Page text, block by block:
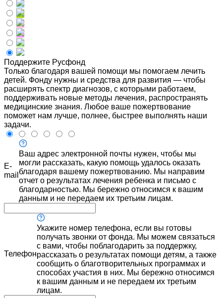
Поддержите Русфонд
Только благодаря вашей помощи мы помогаем лечить
детей. Фонду нужны и средства для развития — чтобы
расширять спектр диагнозов, с которыми работаем,
поддерживать новые методы лечения, распространять
медицинские знания. Любое ваше пожертвование
поможет нам лучше, полнее, быстрее выполнять наши
задачи.
E-
mail
Ваш адрес электронной почты нужен, чтобы мы
могли рассказать, какую помощь удалось оказать
благодаря вашему пожертвованию. Мы направим
отчет о результатах лечения ребенка и письмо с
благодарностью. Мы бережно относимся к вашим
данным и не передаем их третьим лицам.
Телефон
Укажите номер телефона, если вы готовы
получать звонки от фонда. Мы можем связаться
с вами, чтобы поблагодарить за поддержку,
рассказать о результатах помощи детям, а также
сообщить о благотворительных программах и
способах участия в них. Мы бережно относимся
к вашим данным и не передаем их третьим
лицам.